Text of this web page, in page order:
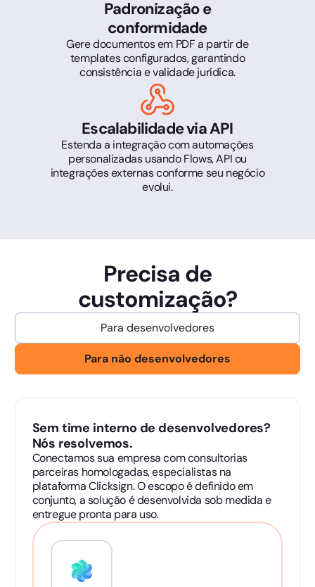
Padronização e
conformidade
Gere documentos em PDF a partir de
templates configurados, garantindo
consistência e validade jurídica.
Escalabilidade via API
Estenda a integração com automações
personalizadas usando Flows, API ou
integrações externas conforme seu negócio
evolui.
Precisa de
customização?
Para desenvolvedores
Para não desenvolvedores
Sem time interno de desenvolvedores?
Nós resolvemos.
Conectamos sua empresa com consultorias
parceiras homologadas, especialistas na
plataforma Clicksign. O escopo é definido em
conjunto, a solução é desenvolvida sob medida e
entregue pronta para uso.